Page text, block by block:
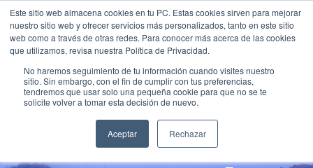
Este sitio web almacena cookies en tu PC. Estas cookies sirven para mejorar
nuestro sitio web y ofrecer servicios más personalizados, tanto en este sitio
web como a través de otras redes. Para conocer más acerca de las cookies
que utilizamos, revisa nuestra Política de Privacidad.
No haremos seguimiento de tu información cuando visites nuestro
sitio. Sin embargo, con el fin de cumplir con tus preferencias,
tendremos que usar solo una pequeña cookie para que no se te
solicite volver a tomar esta decisión de nuevo.
Aceptar Rechazar
Saltar
contenido
Traducir »